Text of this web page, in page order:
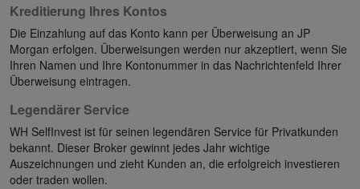
Kreditierung Ihres Kontos
Die Einzahlung auf das Konto kann per Überweisung an JP
Morgan erfolgen. Überweisungen werden nur akzeptiert, wenn Sie
Ihren Namen und Ihre Kontonummer in das Nachrichtenfeld Ihrer
Überweisung eintragen.
Legendärer Service
WH SelfInvest ist für seinen legendären Service für Privatkunden
bekannt. Dieser Broker gewinnt jedes Jahr wichtige
Auszeichnungen und zieht Kunden an, die erfolgreich investieren
oder traden wollen.